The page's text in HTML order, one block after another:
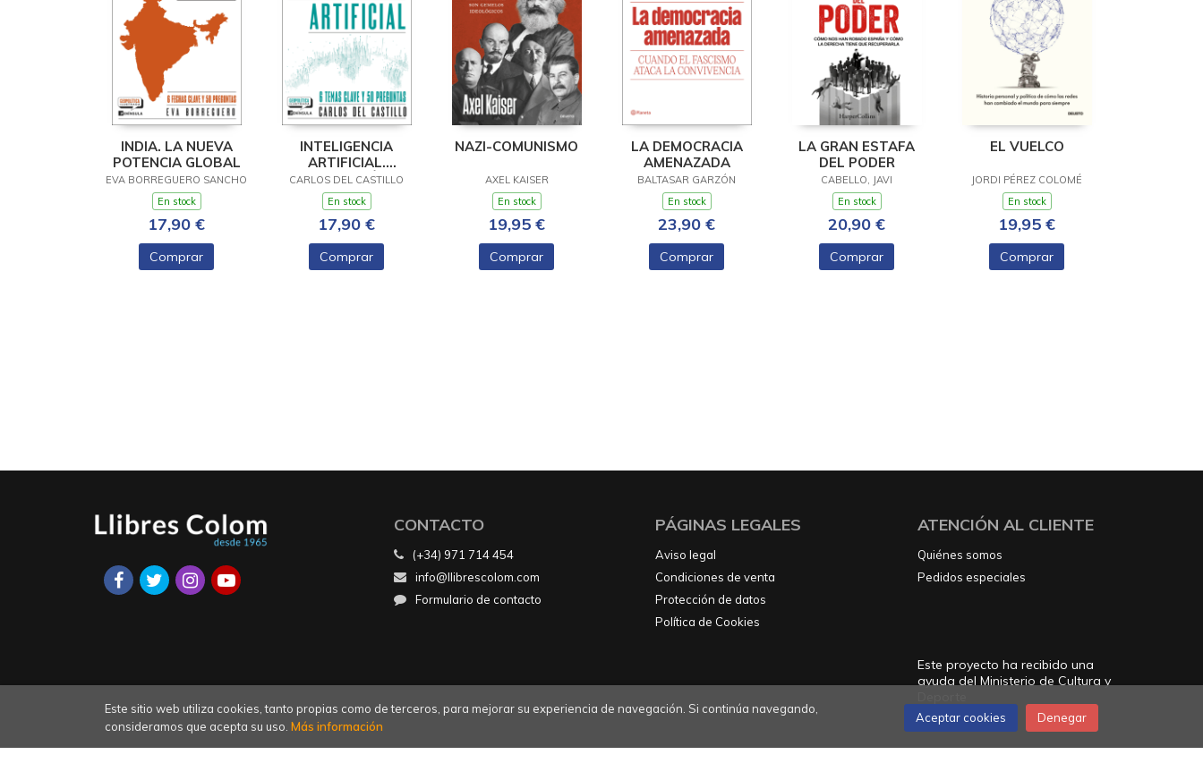
INDIA. LA NUEVA
POTENCIA GLOBAL
EVA BORREGUERO SANCHO
En stock
17,90 €
Comprar
INTELIGENCIA
ARTIFICIAL.
CARTOGRAFÍA DE
UNA REVOLUCIÓN
CARLOS DEL CASTILLO
En stock
17,90 €
Comprar
NAZI-COMUNISMO
AXEL KAISER
En stock
19,95 €
Comprar
LA DEMOCRACIA
AMENAZADA
BALTASAR GARZÓN
En stock
23,90 €
Comprar
LA GRAN ESTAFA
DEL PODER
CABELLO, JAVI
En stock
20,90 €
Comprar
EL VUELCO
JORDI PÉREZ COLOMÉ
En stock
19,95 €
Comprar
CONTACTO
(+34) 971 714 454
info@llibrescolom.com
Formulario de contacto
PÁGINAS LEGALES
Aviso legal
Condiciones de venta
Protección de datos
Política de Cookies
ATENCIÓN AL CLIENTE
Quiénes somos
Pedidos especiales
Este proyecto ha recibido una
ayuda del Ministerio de Cultura y
Este sitio web utiliza cookies, tanto propias como de terceros, para mejorar su experiencia de navegación. Si continúa navegando,
consideramos que acepta su uso. Más información
Aceptar cookies Denegar